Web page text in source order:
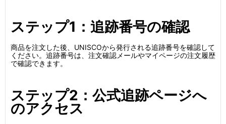
ステップ1：追跡番号の確認
商品を注文した後、UNISCOから発行される追跡番号を確認して
ください。追跡番号は、注文確認メールやマイページの注文履歴
で確認できます。
ステップ2：公式追跡ページへ
のアクセス